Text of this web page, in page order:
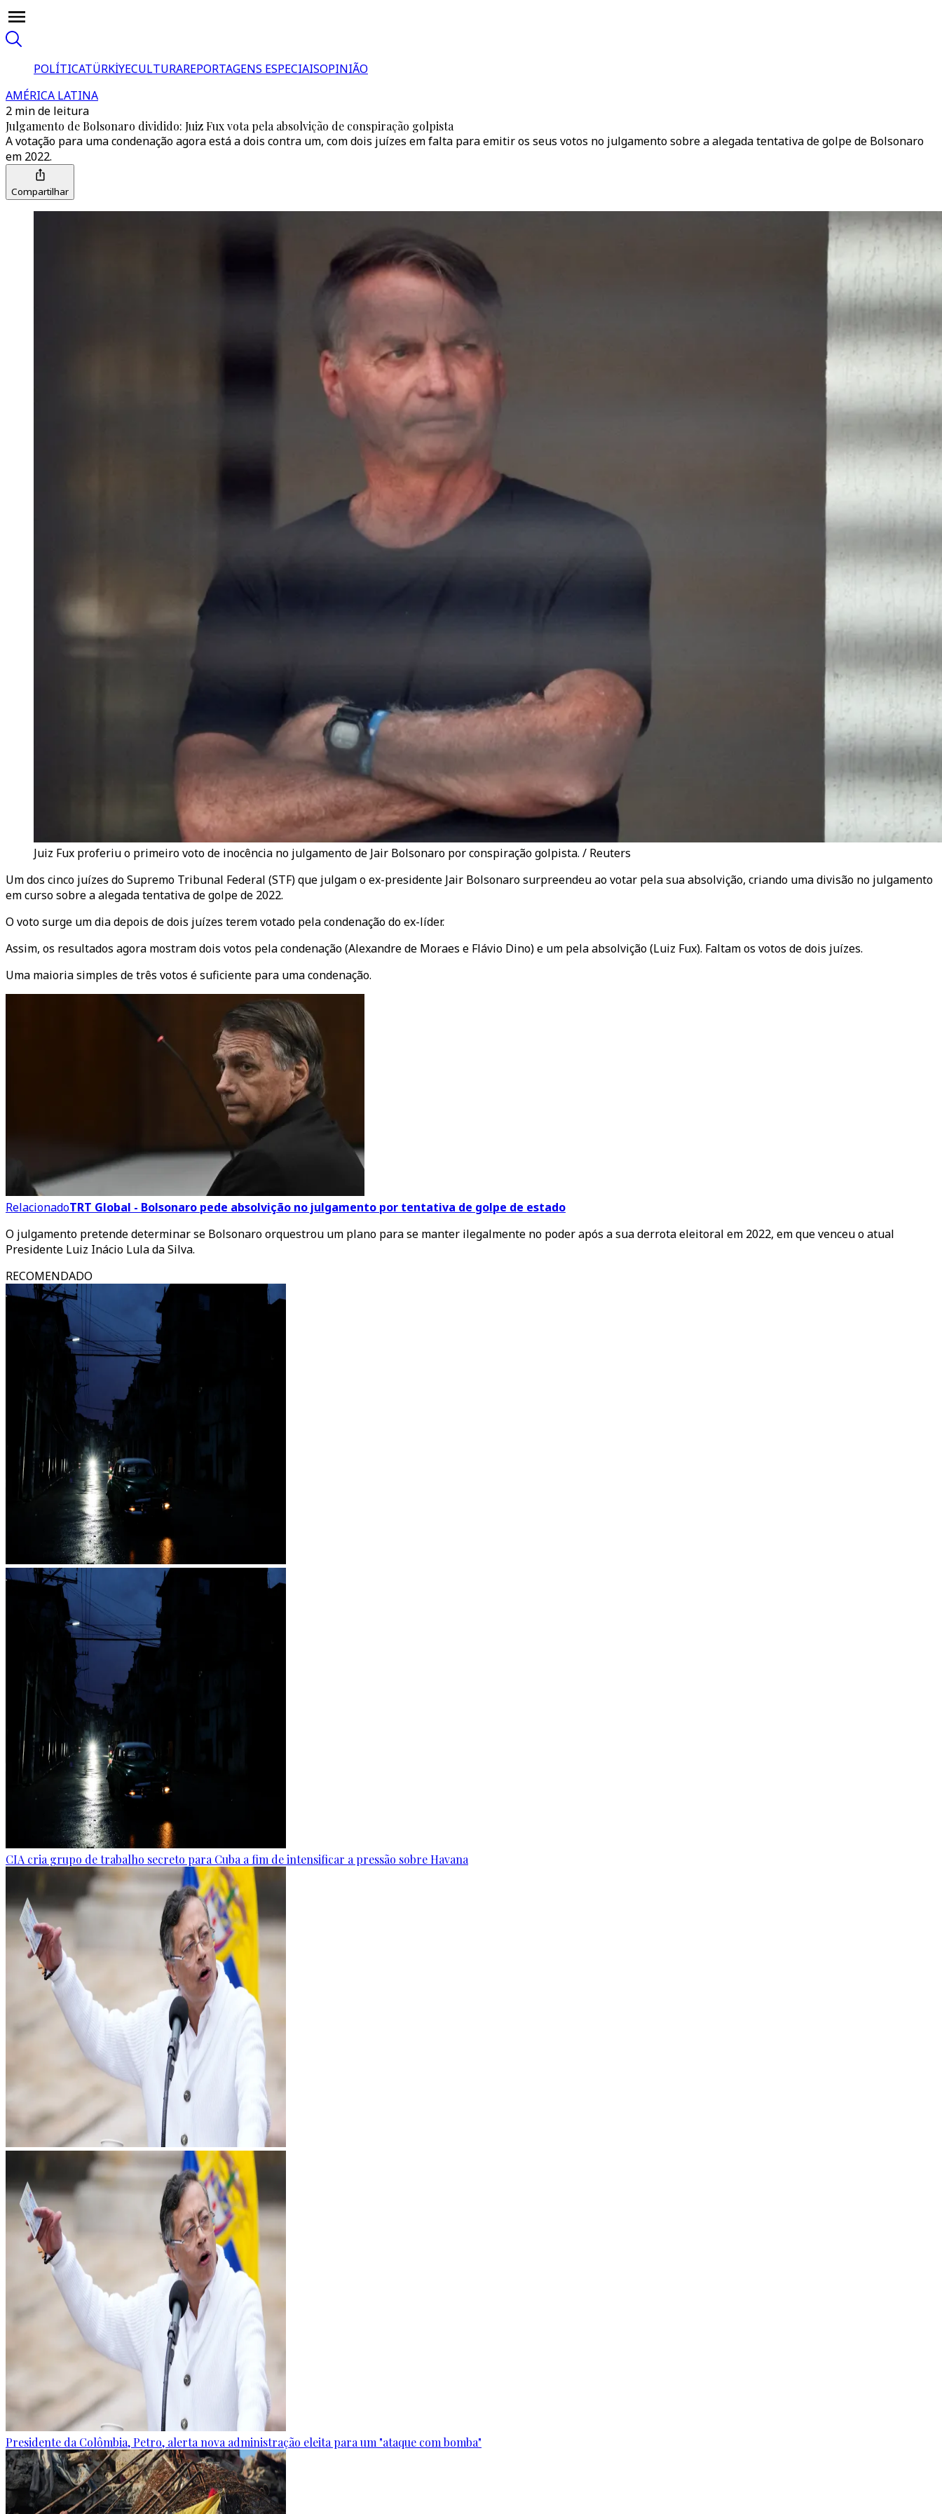
POLÍTICATÜRKİYECULTURAREPORTAGENS ESPECIAISOPINIÃO
AMÉRICA LATINA
2 min de leitura
Julgamento de Bolsonaro dividido: Juiz Fux vota pela absolvição de conspiração golpista
A votação para uma condenação agora está a dois contra um, com dois juízes em falta para emitir os seus votos no julgamento sobre a alegada tentativa de golpe de Bolsonaro
em 2022.
Compartilhar
Juiz Fux proferiu o primeiro voto de inocência no julgamento de Jair Bolsonaro por conspiração golpista. / Reuters
Um dos cinco juízes do Supremo Tribunal Federal (STF) que julgam o ex-presidente Jair Bolsonaro surpreendeu ao votar pela sua absolvição, criando uma divisão no julgamento
em curso sobre a alegada tentativa de golpe de 2022.
O voto surge um dia depois de dois juízes terem votado pela condenação do ex-líder.
Assim, os resultados agora mostram dois votos pela condenação (Alexandre de Moraes e Flávio Dino) e um pela absolvição (Luiz Fux). Faltam os votos de dois juízes.
Uma maioria simples de três votos é suficiente para uma condenação.
RelacionadoTRT Global - Bolsonaro pede absolvição no julgamento por tentativa de golpe de estado
O julgamento pretende determinar se Bolsonaro orquestrou um plano para se manter ilegalmente no poder após a sua derrota eleitoral em 2022, em que venceu o atual
Presidente Luiz Inácio Lula da Silva.
RECOMENDADO
CIA cria grupo de trabalho secreto para Cuba a fim de intensificar a pressão sobre Havana
Presidente da Colômbia, Petro, alerta nova administração eleita para um "ataque com bomba"